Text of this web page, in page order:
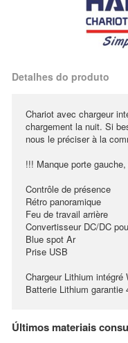
Detalhes do produto
Chariot avec chargeur
chargement la nuit. Si
nous le préciser à la
!!! Manque porte
Contrôle de présence
Rétro panoramique
Feu de travail arrière
Convertisseur DC/DC
Blue spot Ar
Prise USB
Chargeur Lithium intégré
Batterie Lithium garantie
Últimos materiais